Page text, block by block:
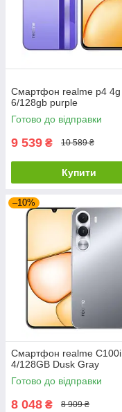
Смартфон realme p4 4g
6/128gb purple
Готово до відправки
9 539 ₴ 10 589 ₴
Купити
–10%
Смартфон realme C100i
4/128GB Dusk Gray
Готово до відправки
8 048 ₴ 8 909 ₴